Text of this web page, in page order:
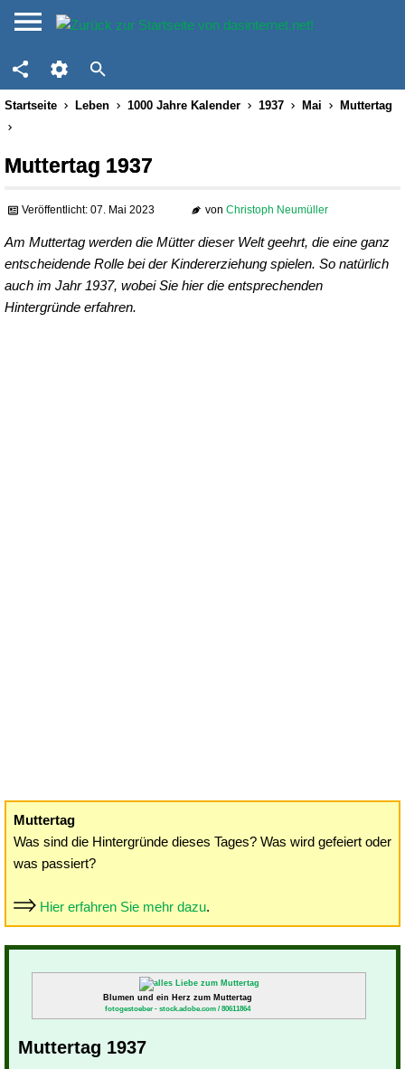
Startseite Leben 1000 Jahre Kalender 1937 Mai Muttertag
Muttertag 1937
Veröffentlicht: 07. Mai 2023 von Christoph Neumüller
Am Muttertag werden die Mütter dieser Welt geehrt, die eine ganz
entscheidende Rolle bei der Kindererziehung spielen. So natürlich
auch im Jahr 1937, wobei Sie hier die entsprechenden
Hintergründe erfahren.
Muttertag
Was sind die Hintergründe dieses Tages? Was wird gefeiert oder
was passiert?
Hier erfahren Sie mehr dazu.
Blumen und ein Herz zum Muttertag
fotogestoeber - stock.adobe.com / 80611864
Muttertag 1937